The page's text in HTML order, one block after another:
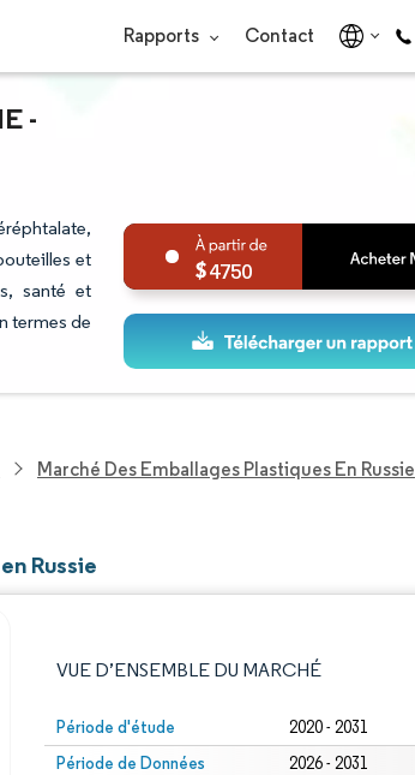
Rapports Contact
-
et
santé et
termes de
4750
Marché Des Emballages Plastiques En Russie
Russie
VUE D’ENSEMBLE DU MARCHÉ
Période d'étude 2020 - 2031
Période de Données
2026 - 2031